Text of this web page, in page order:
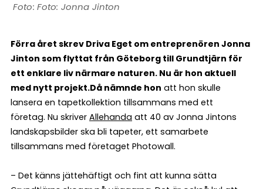
Foto: Jonna Jinton
Förra året skrev Driva Eget om entreprenören Jonna
Jinton som flyttat från Göteborg till Grundtjärn för
ett enklare liv närmare naturen. Nu är hon aktuell
med nytt projekt.Då nämnde hon att hon skulle
lansera en tapetkollektion tillsammans med ett
företag. Nu skriver Allehanda att 40 av Jonna Jintons
landskapsbilder ska bli tapeter, ett samarbete
tillsammans med företaget Photowall.
– Det känns jättehäftigt och fint att kunna sätta